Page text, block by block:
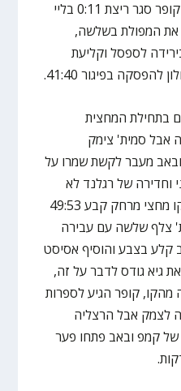
מהפך עם 4 נקודות רצופות וקופר סגר ריצת 0:11 בליי
את המפולת בשלשה,
לספסל וקליעת
בפיגור 41:40.
בתחילת המחצית
אבל סמית' צימק
ובאב מעבר לקשת שמרו על
וחדירה של רגלנד לא
נתנו להם לברוח אבל אונואקו מחצי מרחק קבע 49:53
צלף שלשה עם עבירה
קלע בצבע והוסיף אסיסט
גיא גודס לדבר על זה,
מהקו, קופר הגיע לספרות
לצמק אבל הרצליה
של קמפ ובאב פתחו פער